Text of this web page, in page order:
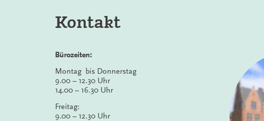
Kontakt
Bürozeiten:
Montag bis Donnerstag
9.00 – 12.30 Uhr
14.00 – 16.30 Uhr
Freitag:
9.00 – 12.30 Uhr